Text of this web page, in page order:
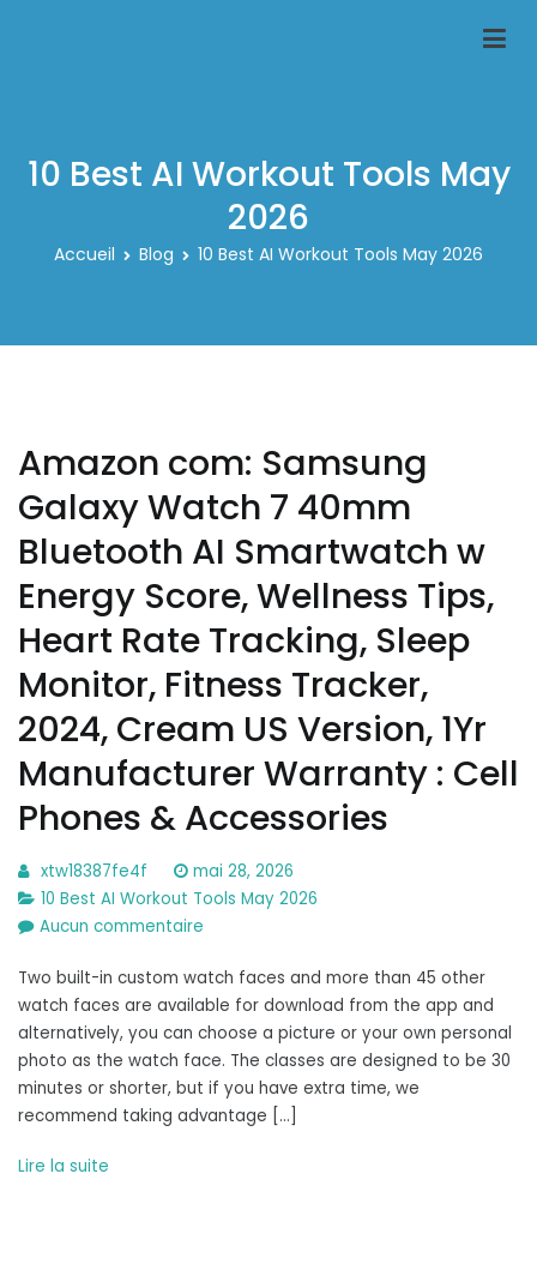
10 Best AI Workout Tools May
2026
Accueil Blog 10 Best AI Workout Tools May 2026
Amazon com: Samsung
Galaxy Watch 7 40mm
Bluetooth AI Smartwatch w
Energy Score, Wellness Tips,
Heart Rate Tracking, Sleep
Monitor, Fitness Tracker,
2024, Cream US Version, 1Yr
Manufacturer Warranty : Cell
Phones & Accessories
xtw18387fe4f
mai 28, 2026
10 Best AI Workout Tools May 2026
Aucun commentaire
com:
Samsung
Galaxy
Watch
7
40mm
Two built-in custom watch faces and more than 45 other
watch faces are available for download from the app and
alternatively, you can choose a picture or your own personal
photo as the watch face. The classes are designed to be 30
minutes or shorter, but if you have extra time, we
recommend taking advantage […]
Lire la suite